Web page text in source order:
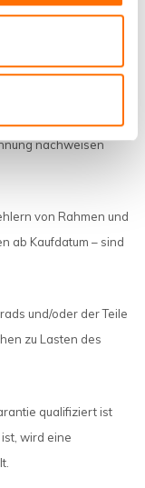
bei denen
nachweisen
von Rahmen und
ab Kaufdatum – sind
und/oder der Teile
zu Lasten des
qualifiziert ist
wird eine